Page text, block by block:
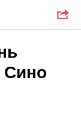
Сино